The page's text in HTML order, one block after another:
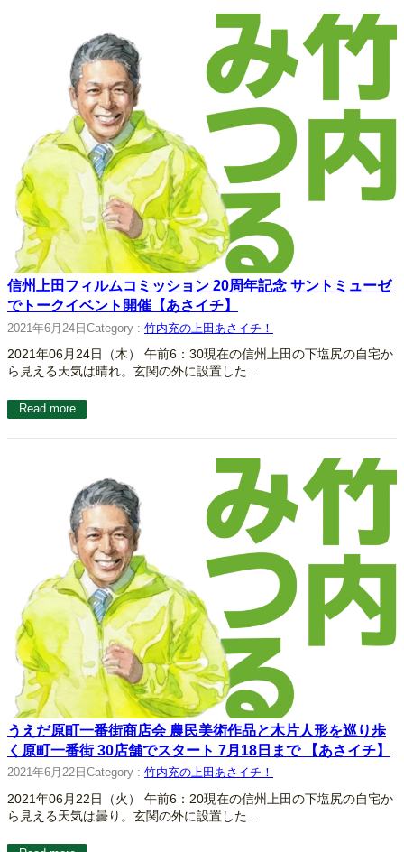
信州上田フィルムコミッション 20周年記念 サントミューゼ
でトークイベント開催【あさイチ】
2021年6月24日 Category : 竹内充の上田あさイチ！
2021年06月24日（木） 午前6：30現在の信州上田の下塩尻の自宅か
ら見える天気は晴れ。玄関の外に設置した…
Read more
うえだ原町一番街商店会 農民美術作品と木片人形を巡り歩
く原町一番街 30店舗でスタート 7月18日まで 【あさイチ】
2021年6月22日 Category : 竹内充の上田あさイチ！
2021年06月22日（火） 午前6：20現在の信州上田の下塩尻の自宅か
ら見える天気は曇り。玄関の外に設置した…